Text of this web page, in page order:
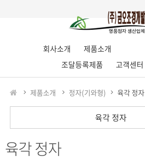
회사소개
제품소개
조달등록제품
고객센터
제품소개 정자(기와형) 육각 정자
육각 정자
육각 정자